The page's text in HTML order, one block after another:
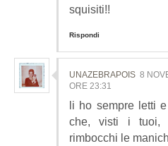
squisiti!!
Rispondi
UNAZEBRAPOIS 8
ORE 23:31
li ho sempre letti
che, visti i tuoi,
rimbocchi le